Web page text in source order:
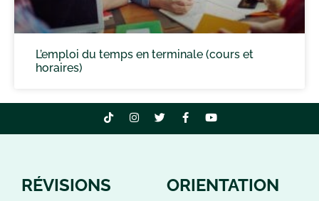
L’emploi du temps en terminale (cours et
horaires)
RÉVISIONS ORIENTATION